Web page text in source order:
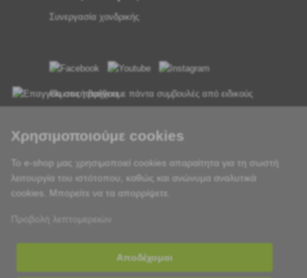
Συνεργασία χονδρικής
Θα σας παρέχουμε πάντα συμβουλές από ειδικούς
Παράδοση εντός 24 ωρών από Δευτέρα έως Παρασκευή
Χρησιμοποιούμε cookies
Το e-shop μας χρησιμοποιεί cookies απαραίτητα για τη σωστή
λειτουργία του ιστότοπου, καθώς και ανώνυμα αναλυτικά
cookies. Μπορείτε να τα απορρίψετε.
Αποδέχομαι